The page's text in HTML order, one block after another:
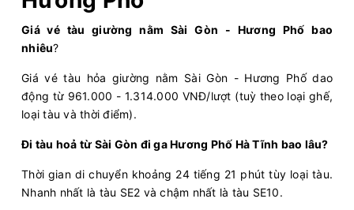
Giá vé tàu giường nằm Sài Gòn - Hương Phố bao
nhiêu?
Giá vé tàu hỏa giường nằm Sài Gòn - Hương Phố dao
động từ 961.000 - 1.314.000 VNĐ/lượt (tuỳ theo loại ghế,
loại tàu và thời điểm).
Đi tàu hoả từ Sài Gòn đi ga Hương Phố Hà Tĩnh bao lâu?
Thời gian di chuyển khoảng 24 tiếng 21 phút tùy loại tàu.
Nhanh nhất là tàu SE2 và chậm nhất là tàu SE10.